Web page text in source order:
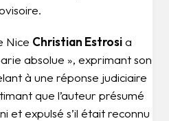
Nice Christian Estrosia
absolue », exprimant son
à une réponse judiciaire
que l’auteur présumé
et expulsé s’il était reconnu